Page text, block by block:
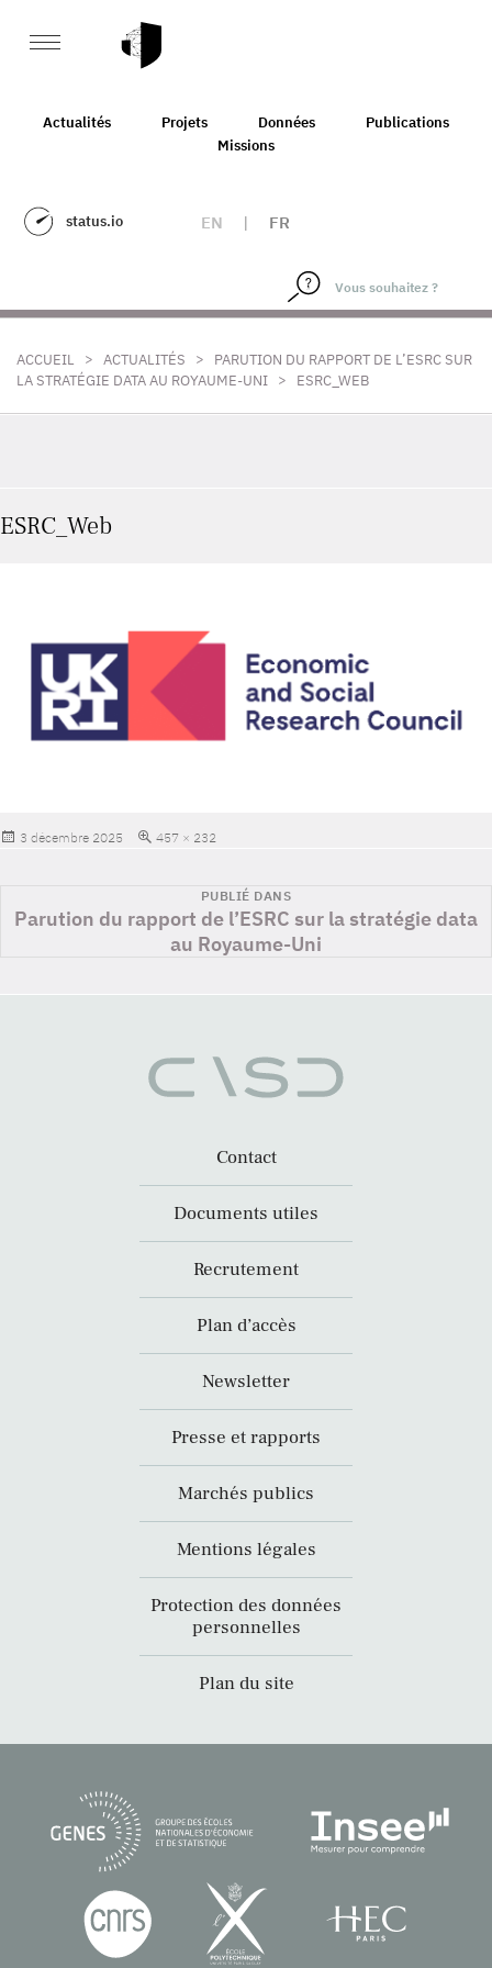
Actualités Projets Données
Publications
Missions
status.io EN | FR
ACCUEIL > ACTUALITÉS >
PARUTION DU RAPPORT DE L’ESRC SUR
LA STRATÉGIE DATA AU ROYAUME-UNI > ESRC_WEB
ESRC_Web
Publié
3 décembre 2025
Taille
457 × 232
Navigation
de
PUBLIÉ DANS
Parution du rapport de l’ESRC sur la stratégie data
au Royaume-Uni
Contact
Documents utiles
Recrutement
Plan d’accès
Newsletter
Presse et rapports
Marchés publics
Mentions légales
Protection des données
personnelles
Plan du site